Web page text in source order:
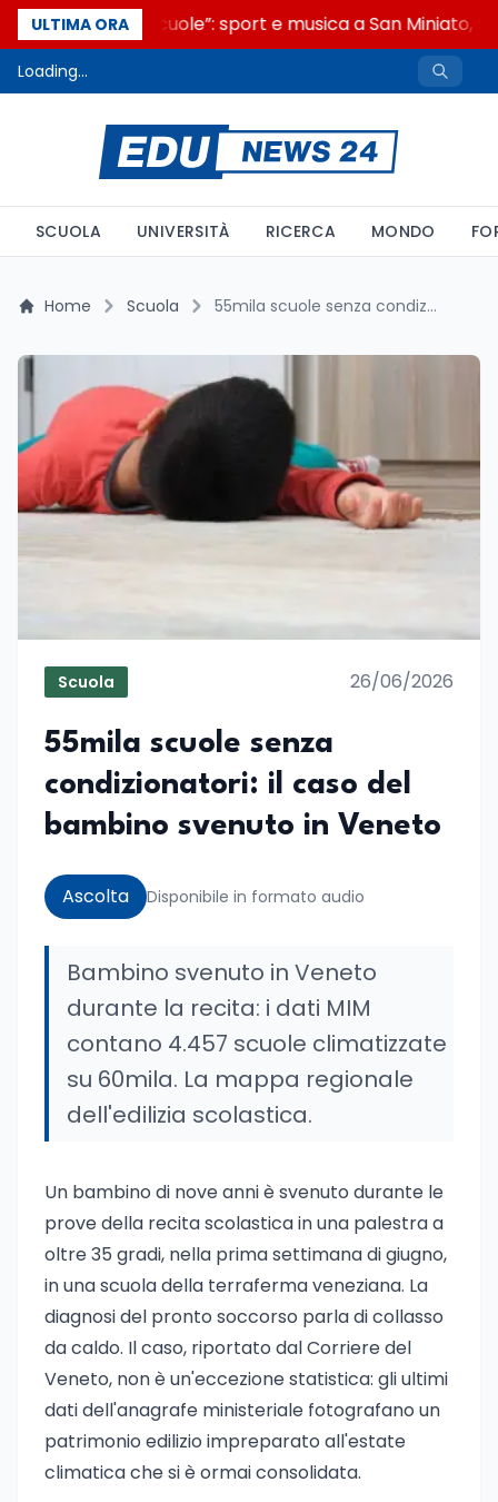
ULTIMA ORA
“Noi siamo le Scuole”: sport e musica a San Miniato,
Loading...
SCUOLA UNIVERSITÀ RICERCA MONDO
Home Scuola 55mila scuole senza condizionatori: il caso del bambino svenuto in Veneto
Scuola 26/06/2026
55mila scuole senza
condizionatori: il caso del
bambino svenuto in Veneto
Ascolta Disponibile in formato audio
Bambino svenuto in Veneto
durante la recita: i dati MIM
contano 4.457 scuole climatizzate
su 60mila. La mappa regionale
dell'edilizia scolastica.
Un bambino di nove anni è svenuto durante le
prove della recita scolastica in una palestra a
oltre 35 gradi, nella prima settimana di giugno,
in una scuola della terraferma veneziana. La
diagnosi del pronto soccorso parla di collasso
da caldo. Il caso, riportato dal Corriere del
Veneto, non è un'eccezione statistica: gli ultimi
dati dell'anagrafe ministeriale fotografano un
patrimonio edilizio impreparato all'estate
climatica che si è ormai consolidata.